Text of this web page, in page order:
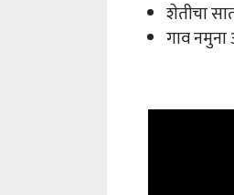
शेतीचा
गाव नमुना